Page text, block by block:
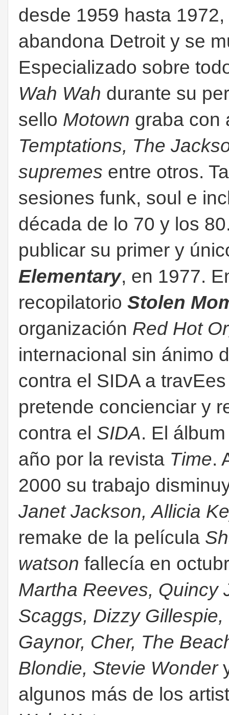
desde 1959 hasta
abandona Detroit y se
Especializado sobre
Wah Wah durante su
sello Motown graba con
Temptations, The
supremes entre otros.
sesiones funk, soul e
década de lo 70 y los
publicar su primer y
Elementary, en 1977.
recopilatorio Stolen
organización Red Hot
internacional sin ánimo
contra el SIDA a
pretende concienciar y
contra el SIDA. El
año por la revista Time.
2000 su trabajo
Janet Jackson, Allicia
remake de la película
watson fallecía en
Martha Reeves, Quincy
Scaggs, Dizzy
Gaynor, Cher, The
Blondie, Stevie Wonder
algunos más de los